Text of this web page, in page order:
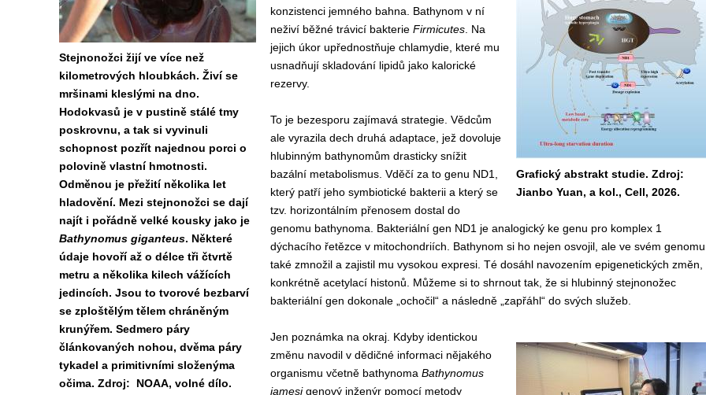
Stejnonožci žijí ve více než
kilometrových hloubkách. Živí se
mršinami kleslými na dno.
Hodokvasů je v pustině stálé tmy
poskrovnu, a tak si vyvinuli
schopnost pozřít najednou porci o
polovině vlastní hmotnosti.
Odměnou je přežití několika let
hladovění. Mezi stejnonožci se dají
najít i pořádně velké kousky jako je
Bathynomus giganteus. Některé
údaje hovoří až o délce tři čtvrtě
metru a několika kilech vážících
jedincích. Jsou to tvorové bezbarví
se zploštělým tělem chráněným
krunýřem. Sedmero páry
článkovaných nohou, dvěma páry
tykadel a primitivními složenýma
očima. Zdroj: NOAA, volné dílo.
Grafický abstrakt studie. Zdroj:
Jianbo Yuan, a kol., Cell, 2026.
konzistenci jemného bahna. Bathynom v ní
neživí běžné trávicí bakterie Firmicutes. Na
jejich úkor upřednostňuje chlamydie, které mu
usnadňují skladování lipidů jako kalorické
rezervy.
To je bezesporu zajímavá strategie. Vědcům
ale vyrazila dech druhá adaptace, jež dovoluje
hlubinným bathynomům drasticky snížit
bazální metabolismus. Vděčí za to genu ND1,
který patří jeho symbiotické bakterii a který se
tzv. horizontálním přenosem dostal do
genomu bathynoma. Bakteriální gen ND1 je analogický ke genu pro komplex 1
dýchacího řetězce v mitochondriích. Bathynom si ho nejen osvojil, ale ve svém genomu
také zmnožil a zajistil mu vysokou expresi. Té dosáhl navozením epigenetických změn,
konkrétně acetylací histonů. Můžeme si to shrnout tak, že si hlubinný stejnonožec
bakteriální gen dokonale „ochočil“ a následně „zapřáhl“ do svých služeb.
Jen poznámka na okraj. Kdyby identickou
změnu navodil v dědičné informaci nějakého
organismu včetně bathynoma Bathynomus
jamesigenový inženýr pomocí metody